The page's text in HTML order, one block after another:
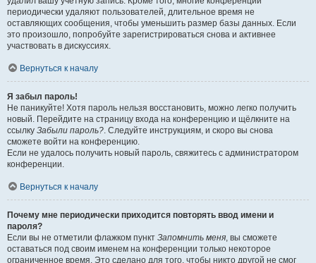
периодически удаляют пользователей, длительное время не
оставляющих сообщения, чтобы уменьшить размер базы данных. Если
это произошло, попробуйте зарегистрироваться снова и активнее
участвовать в дискуссиях.
Вернуться к началу
Я забыл пароль!
Не паникуйте! Хотя пароль нельзя восстановить, можно легко получить
новый. Перейдите на страницу входа на конференцию и щёлкните на
ссылку Забыли пароль?. Следуйте инструкциям, и скоро вы снова
сможете войти на конференцию.
Если не удалось получить новый пароль, свяжитесь с администратором
конференции.
Вернуться к началу
Почему мне периодически приходится повторять ввод имени и
пароля?
Если вы не отметили флажком пункт Запомнить меня, вы сможете
оставаться под своим именем на конференции только некоторое
ограниченное время. Это сделано для того, чтобы никто другой не смог